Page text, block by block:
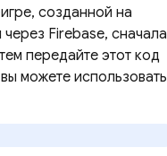
созданной на
Firebase, сначала
передайте этот код
можете использовать